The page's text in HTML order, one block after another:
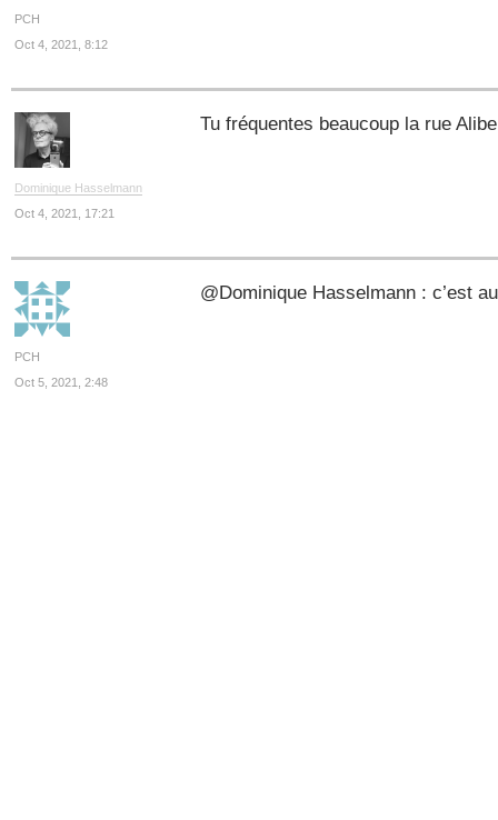
PCH
Oct 4, 2021, 8:12
Dominique Hasselmann
Oct 4, 2021, 17:21
Tu fréquentes beaucoup la rue
PCH
Oct 5, 2021, 2:48
@Dominique Hasselmann : c’est